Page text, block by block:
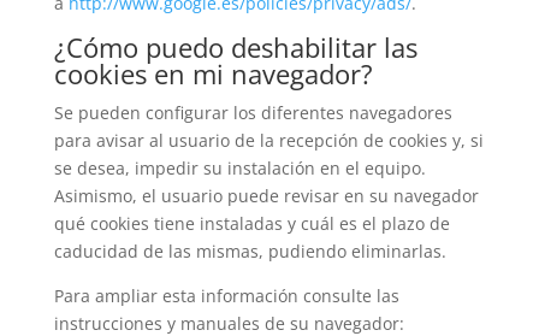
¿Cómo puedo deshabilitar las
cookies en mi navegador?
Se pueden configurar los diferentes navegadores
para avisar al usuario de la recepción de cookies y, si
se desea, impedir su instalación en el equipo.
Asimismo, el usuario puede revisar en su navegador
qué cookies tiene instaladas y cuál es el plazo de
caducidad de las mismas, pudiendo eliminarlas.
Para ampliar esta información consulte las
instrucciones y manuales de su navegador: